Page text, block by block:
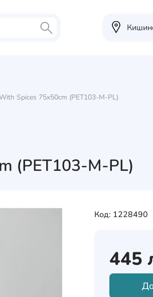
Spices 75x50cm (PET103-M-PL)
(PET103-M-PL)
Код: 1228490
445